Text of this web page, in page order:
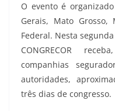
O evento é
Gerais, Mato
Federal. Nesta
CONGRECOR
companhias
autoridades,
três dias de congresso.